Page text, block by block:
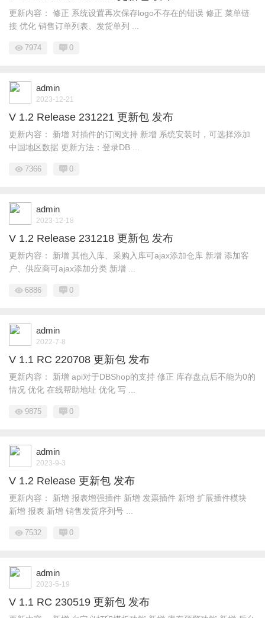
更新内容： 修正 系统设置再次保存logo不存在的错误 修正 菜单链
接 优化 销售订单列表、发货单列 ...
7974 0
admin
2023-12-21
V 1.2 Release 231221 更新包 发布
更新内容： 新增 对插件的订阅支持 新增 系统安装时，可选择添加
中国地区数据 更新方法：登录DB ...
7366 0
admin
2023-12-18
V 1.2 Release 231218 更新包 发布
更新内容： 新增 其他入库、采购入库可ajax添加仓库 新增 添加客
户、供应商可ajax添加分类 新增 ...
6886 0
admin
2022-7-8
V 1.1 RC 220708 更新包 发布
更新内容： 新增 api对于DBShop的支持 修正 库存盘点后不能为0的
情况 优化 在线帮助地址 优化 写 ...
9875 0
admin
2023-9-3
V 1.2 Release 更新包 发布
更新内容： 新增 报表增强插件 新增 发票插件 新增 扩展插件模块
新增 报表 新增 销售发货序列号 ...
7532 0
admin
2023-5-19
V 1.1 RC 230519 更新包 发布